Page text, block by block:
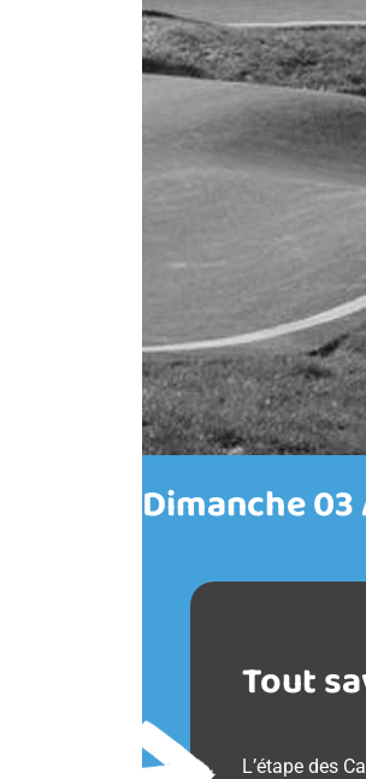
Dimanche
Tout
L’étape des